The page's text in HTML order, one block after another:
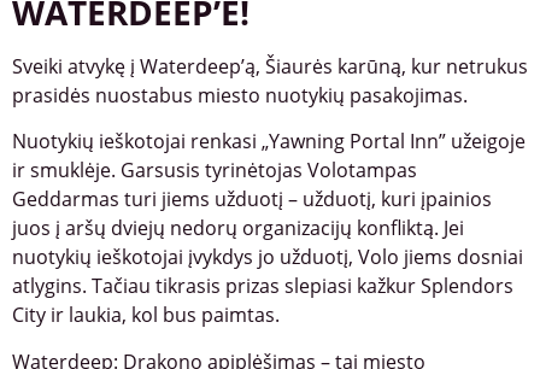
WATERDEEP’E!
Sveiki atvykę į Waterdeep’ą, Šiaurės karūną, kur netrukus
prasidės nuostabus miesto nuotykių pasakojimas.
Nuotykių ieškotojai renkasi „Yawning Portal Inn” užeigoje
ir smuklėje. Garsusis tyrinėtojas Volotampas
Geddarmas turi jiems užduotį – užduotį, kuri įpainios
juos į aršų dviejų nedorų organizacijų konfliktą. Jei
nuotykių ieškotojai įvykdys jo užduotį, Volo jiems dosniai
atlygins. Tačiau tikrasis prizas slepiasi kažkur Splendors
City ir laukia, kol bus paimtas.
Waterdeep: Drakono apiplėšimas – tai miesto